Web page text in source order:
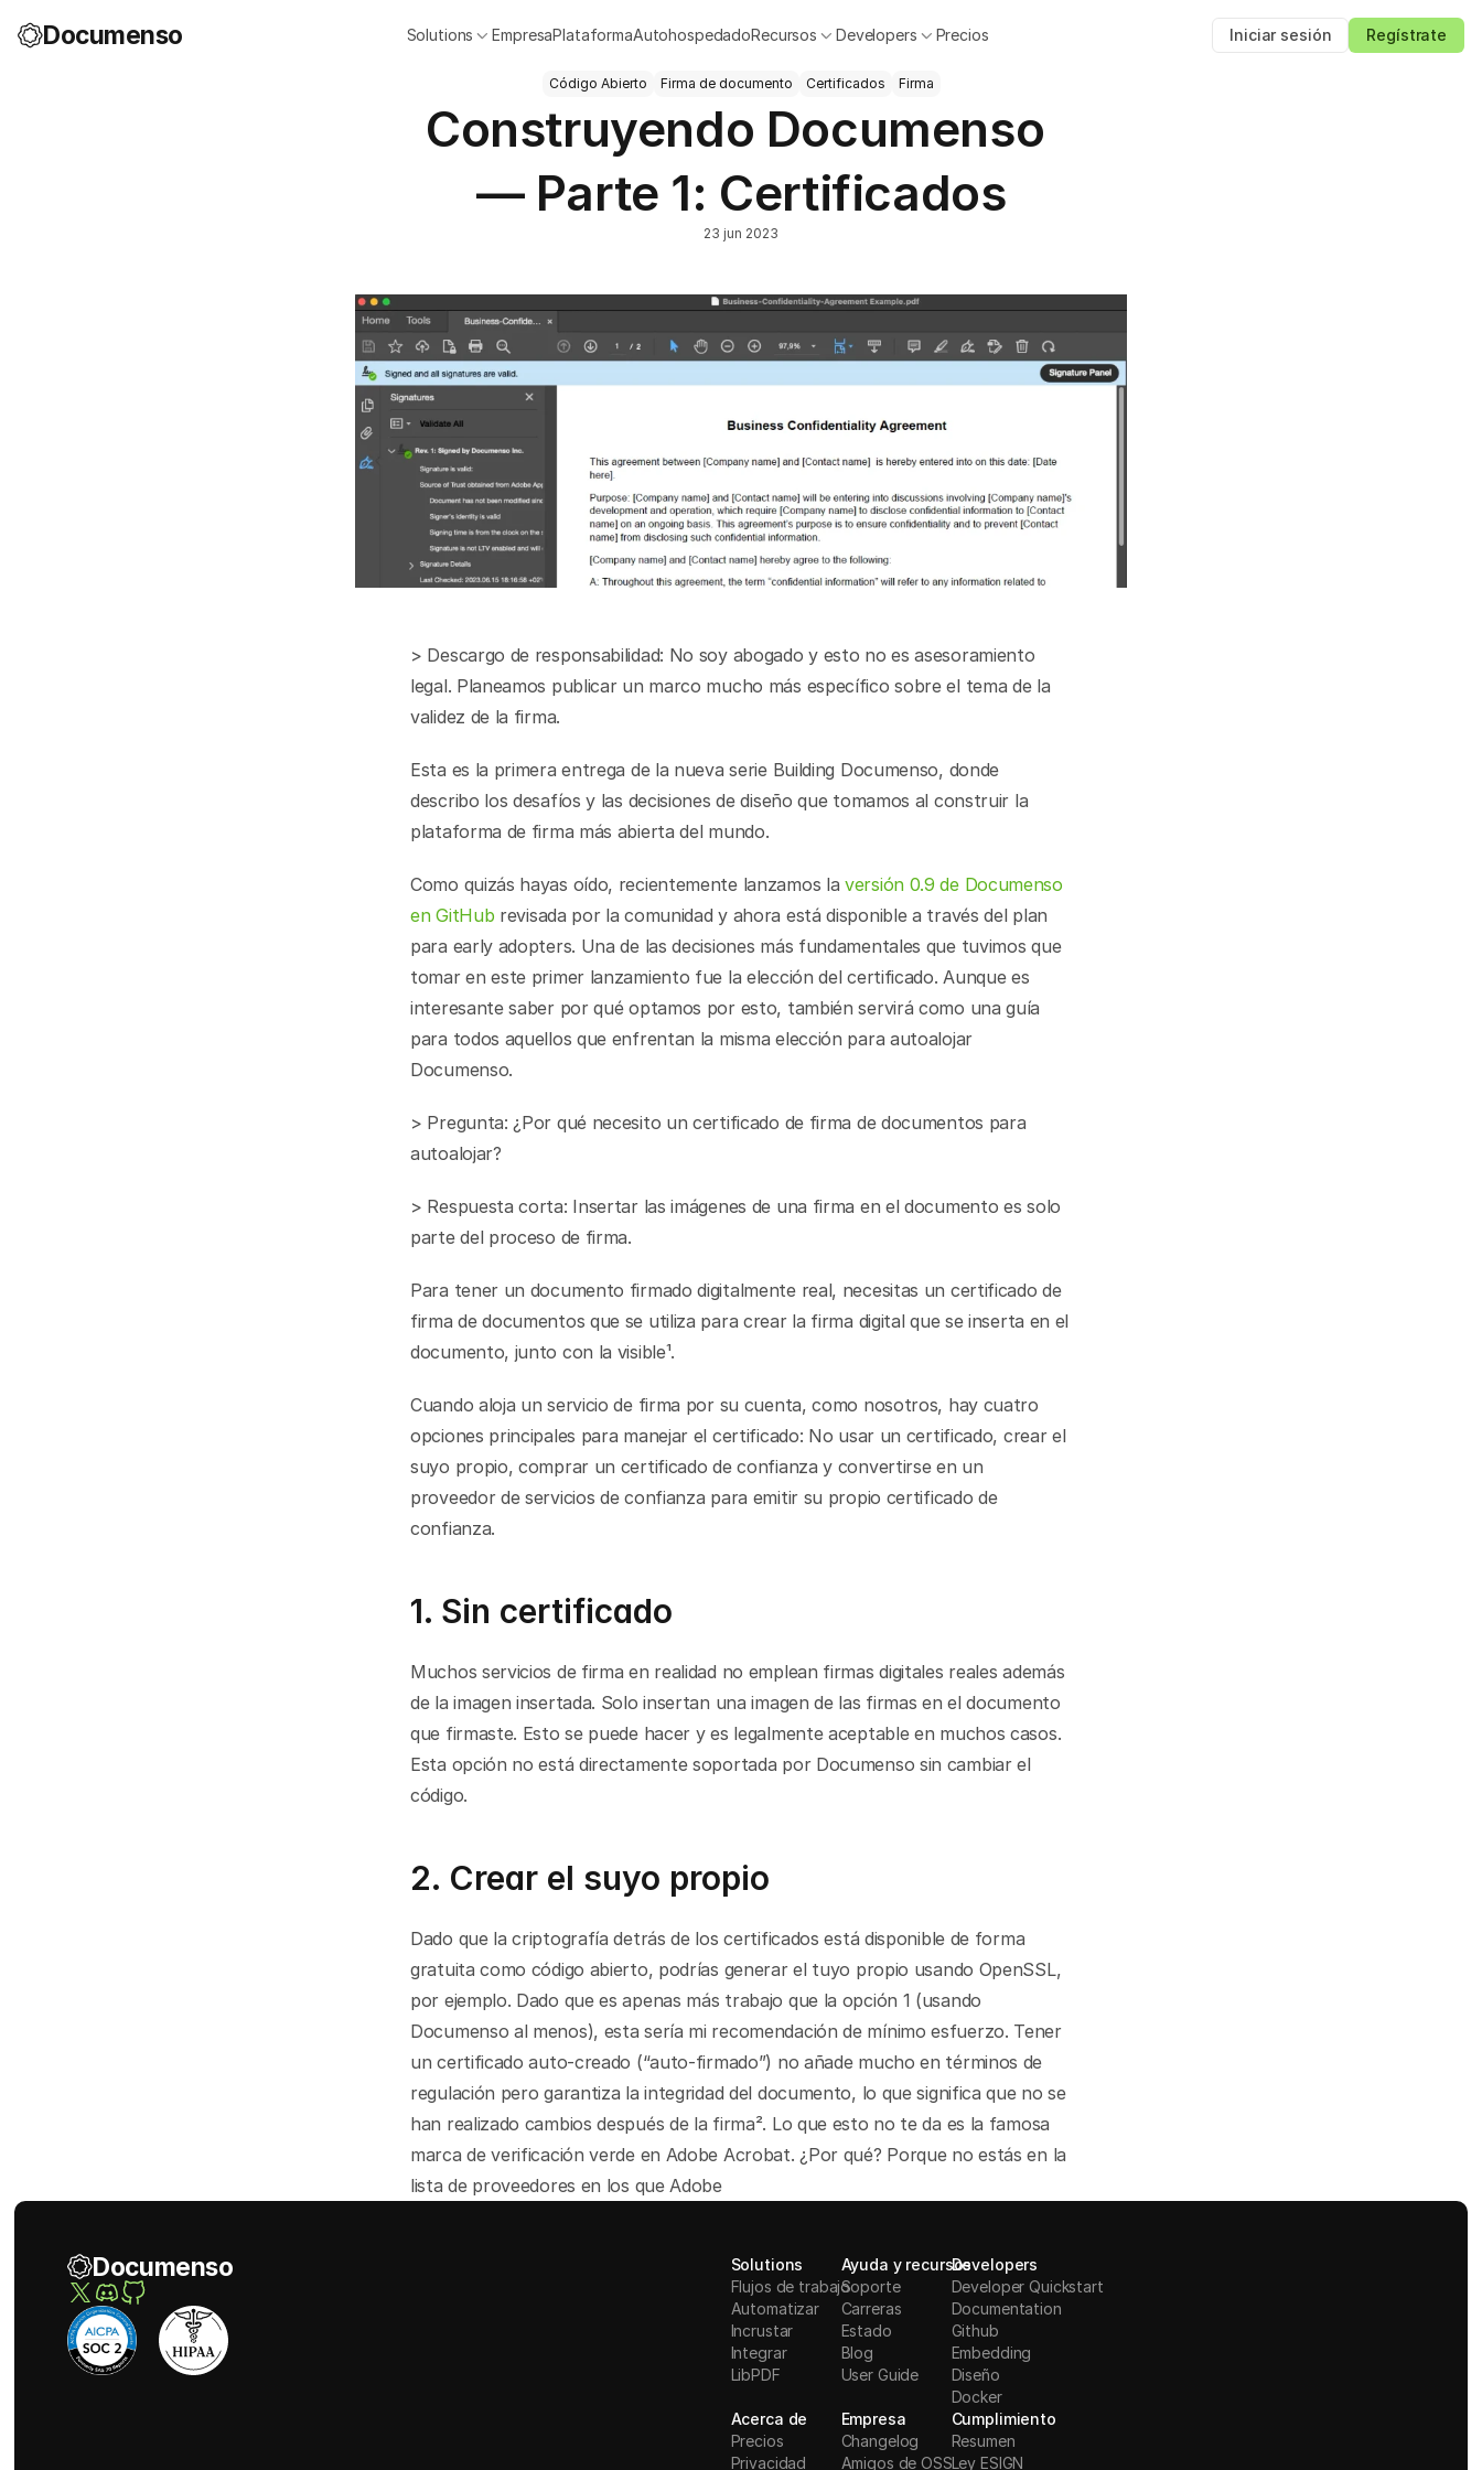
Documenso Solutions EmpresaPlataformaAutohospedadoRecursos Developers Precios Iniciar sesión Regístrate
Código Abierto Firma de documento Certificados Firma
Construyendo Documenso
— Parte 1: Certificados
23 jun 2023
> Descargo de responsabilidad: No soy abogado y esto no es asesoramiento
legal. Planeamos publicar un marco mucho más específico sobre el tema de la
validez de la firma.
Esta es la primera entrega de la nueva serie Building Documenso, donde
describo los desafíos y las decisiones de diseño que tomamos al construir la
plataforma de firma más abierta del mundo.
Como quizás hayas oído, recientemente lanzamos la versión 0.9 de Documenso
en GitHub revisada por la comunidad y ahora está disponible a través del plan
para early adopters. Una de las decisiones más fundamentales que tuvimos que
tomar en este primer lanzamiento fue la elección del certificado. Aunque es
interesante saber por qué optamos por esto, también servirá como una guía
para todos aquellos que enfrentan la misma elección para autoalojar
Documenso.
> Pregunta: ¿Por qué necesito un certificado de firma de documentos para
autoalojar?
> Respuesta corta: Insertar las imágenes de una firma en el documento es solo
parte del proceso de firma.
Para tener un documento firmado digitalmente real, necesitas un certificado de
firma de documentos que se utiliza para crear la firma digital que se inserta en el
documento, junto con la visible¹.
Cuando aloja un servicio de firma por su cuenta, como nosotros, hay cuatro
opciones principales para manejar el certificado: No usar un certificado, crear el
suyo propio, comprar un certificado de confianza y convertirse en un
proveedor de servicios de confianza para emitir su propio certificado de
confianza.
1. Sin certificado
Muchos servicios de firma en realidad no emplean firmas digitales reales además
de la imagen insertada. Solo insertan una imagen de las firmas en el documento
que firmaste. Esto se puede hacer y es legalmente aceptable en muchos casos.
Esta opción no está directamente soportada por Documenso sin cambiar el
código.
2. Crear el suyo propio
Dado que la criptografía detrás de los certificados está disponible de forma
gratuita como código abierto, podrías generar el tuyo propio usando OpenSSL,
por ejemplo. Dado que es apenas más trabajo que la opción 1 (usando
Documenso al menos), esta sería mi recomendación de mínimo esfuerzo. Tener
un certificado auto-creado (“auto-firmado”) no añade mucho en términos de
regulación pero garantiza la integridad del documento, lo que significa que no se
han realizado cambios después de la firma². Lo que esto no te da es la famosa
marca de verificación verde en Adobe Acrobat. ¿Por qué? Porque no estás en la
lista de proveedores en los que Adobe
Documenso
Solutions
Flujos de trabajo
Automatizar
Incrustar
Integrar
LibPDF
Ayuda y recursos
Soporte
Carreras
Estado
Blog
User Guide
Developers
Developer Quickstart
Documentation
Github
Embedding
Diseño
Docker
Acerca de
Precios
Privacidad
Empresa
Changelog
Amigos de OSS
Cumplimiento
Resumen
Ley ESIGN